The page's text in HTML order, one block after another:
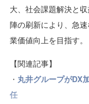
大、社会課題解決と
陣の刷新により、急
業価値向上を目指す。
【関連記事】
・ 丸井グループがDX
任